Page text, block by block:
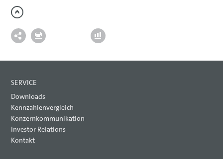
SERVICE
Downloads
Kennzahlenvergleich
Konzernkommunikation
Investor Relations
Kontakt